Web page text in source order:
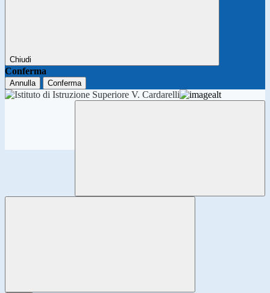
Chiudi
Conferma
Annulla Conferma